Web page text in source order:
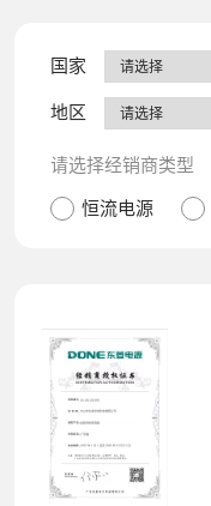
国家
地区
请选择经销商类型
恒流电源